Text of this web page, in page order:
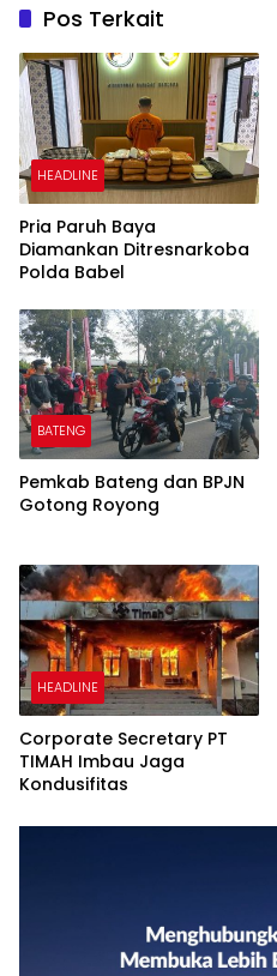
Pos Terkait
HEADLINE
Pria Paruh Baya
Diamankan Ditresnarkoba
Polda Babel
BATENG
Pemkab Bateng dan BPJN
Gotong Royong
HEADLINE
Corporate Secretary PT
TIMAH Imbau Jaga
Kondusifitas